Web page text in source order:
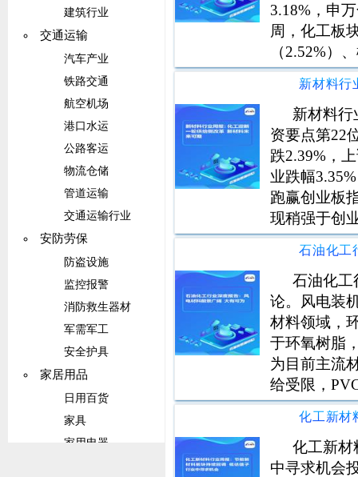
建筑行业
交通运输
汽车产业
铁路交通
航空机场
港口水运
公路客运
物流仓储
管道运输
交通运输行业
安防劳保
防盗设施
监控报警
消防救生器材
军需军工
安全护具
家居用品
日用百货
家具
家用电器
3.18%，申
周，化工板
（2.52%）
胶制品（
（8.44%）
新材料行
资要点第22
跌2.39%，
业跌幅
跑赢创业板
现稍强于创
板指数
石油化工
论。风电装
材料领域，
于环氧树脂
为目前主流
给受限，
关注凯赛生
关标的。风
化工新材
中寻求机会